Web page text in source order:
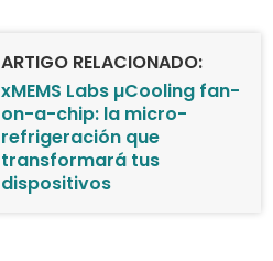
ARTIGO RELACIONADO:
xMEMS Labs µCooling fan-
on-a-chip: la micro-
refrigeración que
transformará tus
dispositivos